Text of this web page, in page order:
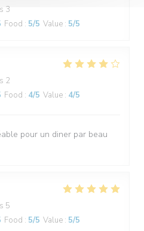
3
Food : 5/5 Value : 5/5
2
Food : 4/5 Value : 4/5
pour un diner par beau
5
Food : 5/5 Value : 5/5